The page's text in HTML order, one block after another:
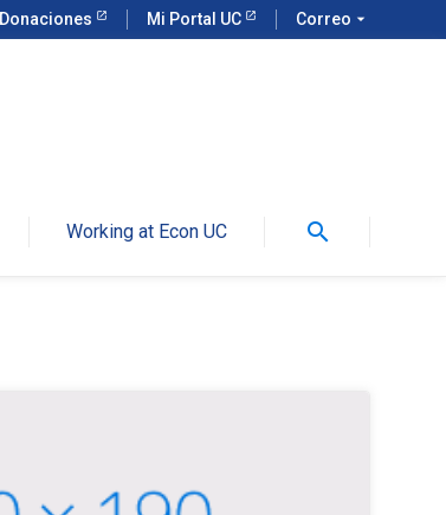
Donaciones Mi Portal UC Correo arrow_drop_down
Working at Econ UC search